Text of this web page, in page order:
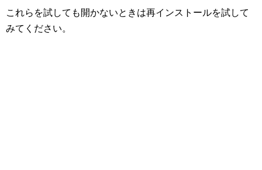
これらを試しても開かないときは再インストールを試して
みてください。